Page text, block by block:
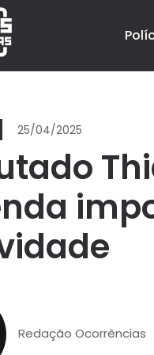
25/04/2025
Redação Ocorrências